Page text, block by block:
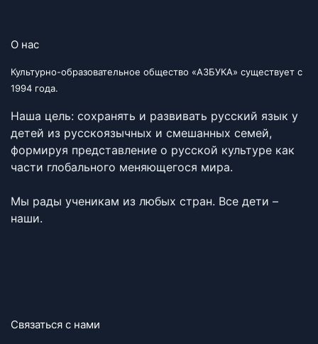
О нас
Культурно-образовательное общество «АЗБУКА» существует с
1994 года.
Наша цель: сохранять и развивать русский язык у
детей из русскоязычных и смешанных семей,
формируя представление о русской культуре как
части глобального меняющегося мира.
Мы рады ученикам из любых стран. Все дети –
наши.
Связаться с нами